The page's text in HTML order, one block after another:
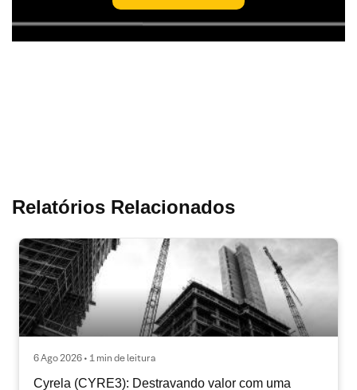
Relatórios Relacionados
6 Ago 2026 • 1 min de leitura
Cyrela (CYRE3): Destravando valor com uma